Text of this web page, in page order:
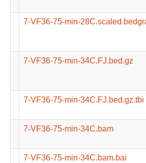
7-VF36-75-min-
7-VF36-75-min-34C.FJ.bed.gz
7-VF36-75-min-34C.FJ.bed.gz.tbi
7-VF36-75-min-34C.bam
7-VF36-75-min-34C.bam.bai